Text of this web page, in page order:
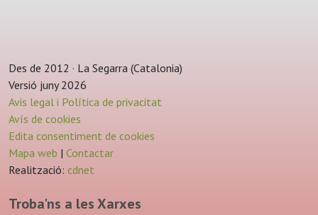
Des de 2012 · La Segarra (Catalonia)
Versió juny 2026
Avis legal i Política de privacitat
Avís de cookies
Edita consentiment de cookies
Mapa web | Contactar
Realització: cdnet
Troba'ns a les Xarxes